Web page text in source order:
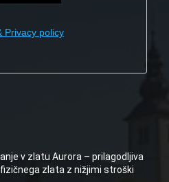
Privacy policy
v zlatu Aurora – prilagodljiva
zlata z nižjimi stroški